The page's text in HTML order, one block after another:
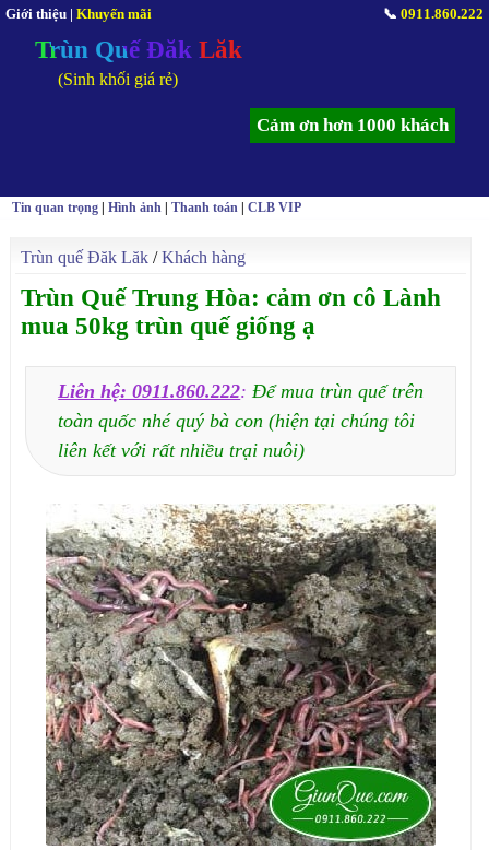
Giới thiệu | Khuyến mãi 📞 0911.860.222
Trùn Quế Đăk Lăk
(Sinh khối giá rẻ)
Cảm ơn hơn 1000 khách
Tin quan trọng |Hình ảnh |Thanh toán |CLB VIP
Trùn quế Đăk Lăk /Khách hàng
Trùn Quế Trung Hòa: cảm ơn cô Lành
mua 50kg trùn quế giống ạ
Liên hệ: 0911.860.222:Để mua trùn quế trên
toàn quốc nhé quý bà con (hiện tại chúng tôi
liên kết với rất nhiều trại nuôi)